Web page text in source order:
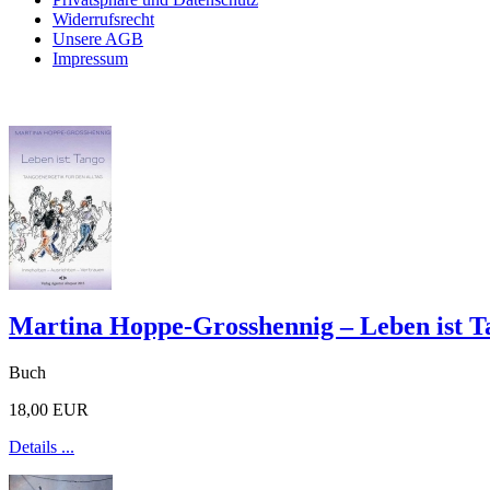
Widerrufsrecht
Unsere AGB
Impressum
Martina Hoppe-Grosshennig – Leben ist
Buch
18,00 EUR
Details ...